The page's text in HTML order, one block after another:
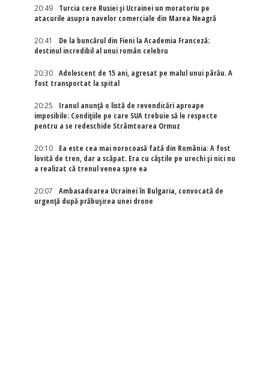
20:49
Turcia cere Rusiei și Ucrainei un moratoriu pe
atacurile asupra navelor comerciale din Marea Neagră
20:41
De la buncărul din Fieni la Academia Franceză:
destinul incredibil al unui român celebru
20:30
Adolescent de 15 ani, agresat pe malul unui pârău. A
fost transportat la spital
20:25
Iranul anunță o listă de revendicări aproape
imposibile: Condițiile pe care SUA trebuie să le respecte
pentru a se redeschide Strâmtoarea Ormuz
20:10
Ea este cea mai norocoasă fată din România: A fost
lovită de tren, dar a scăpat. Era cu căștile pe urechi și nici nu
a realizat că trenul venea spre ea
20:07
Ambasadoarea Ucrainei în Bulgaria, convocată de
urgență după prăbușirea unei drone